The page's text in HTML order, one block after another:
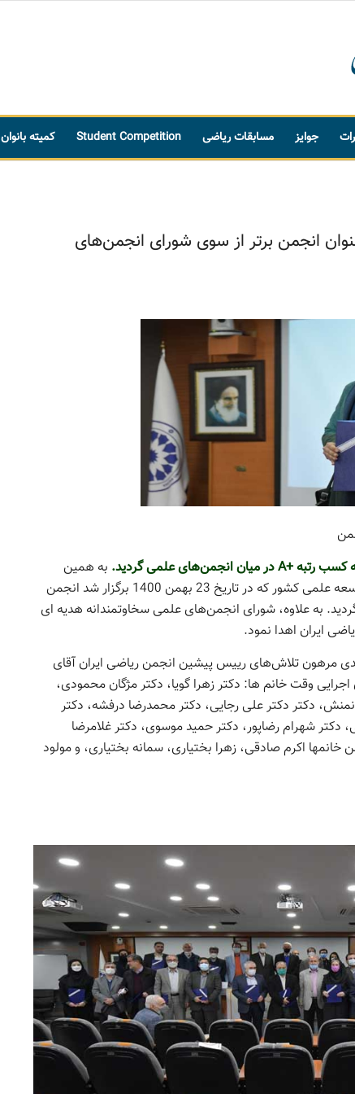
جوایز مسابقات ریاضی Student Competition کمیته بانوان
انجمن برتر از سوی شورای انجمن‌های
به همین
مناسبت، در نهمین همایش پیشرفت و توسعه علمی کشور که در تاریخ 23 بهمن 1400 برگزار شد انجمن
به علاوه، شورای انجمن‌های علمی سخاوتمندانه هدیه ای
ایران اهدا نمود.
مرهون تلاش‌های رییس پیشین انجمن ریاضی ایران آقای
وقت خانم ها: دکتر زهرا گویا، دکتر مژگان محمودی،
دکتر دکتر علی رجایی، دکتر محمدرضا درفشه، دکتر
دکتر شهرام رضاپور، دکتر حمید موسوی، دکتر غلامرضا
اکرم صادقی، زهرا بختیاری، سمانه بختیاری، و مولود